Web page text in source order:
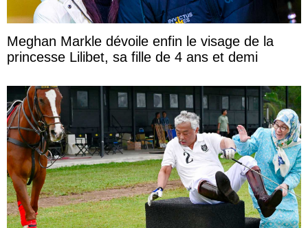
Meghan Markle dévoile enfin le visage de la
princesse Lilibet, sa fille de 4 ans et demi